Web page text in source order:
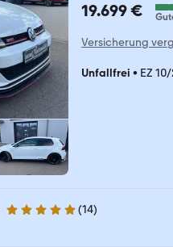
19.699 €
Versicherung
Unfallfrei • EZ
4.9 Sterne (14)